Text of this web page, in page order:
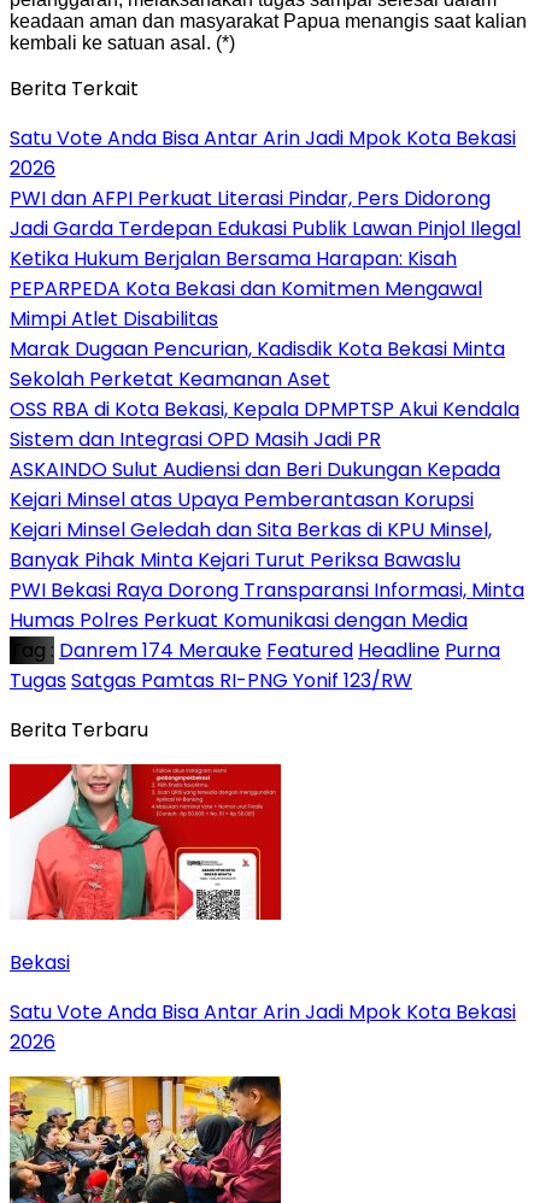
keadaan aman dan masyarakat Papua menangis saat kalian
kembali ke satuan asal. (*)
Berita Terkait
Satu Vote Anda Bisa Antar Arin Jadi Mpok Kota Bekasi
2026
PWI dan AFPI Perkuat Literasi Pindar, Pers Didorong
Jadi Garda Terdepan Edukasi Publik Lawan Pinjol Ilegal
Ketika Hukum Berjalan Bersama Harapan: Kisah
PEPARPEDA Kota Bekasi dan Komitmen Mengawal
Mimpi Atlet Disabilitas
‎Marak Dugaan Pencurian, Kadisdik Kota Bekasi Minta
Sekolah Perketat Keamanan Aset
‎OSS RBA di Kota Bekasi, Kepala DPMPTSP Akui Kendala
Sistem dan Integrasi OPD Masih Jadi PR
ASKAINDO Sulut Audiensi dan Beri Dukungan Kepada
Kejari Minsel atas Upaya Pemberantasan Korupsi
Kejari Minsel Geledah dan Sita Berkas di KPU Minsel,
Banyak Pihak Minta Kejari Turut Periksa Bawaslu
PWI Bekasi Raya Dorong Transparansi Informasi, Minta
Humas Polres Perkuat Komunikasi dengan Media
Tag : Danrem 174 Merauke Featured Headline Purna
TugasSatgas Pamtas RI-PNG Yonif 123/RW
Berita Terbaru
Bekasi
Satu Vote Anda Bisa Antar Arin Jadi Mpok Kota Bekasi
2026